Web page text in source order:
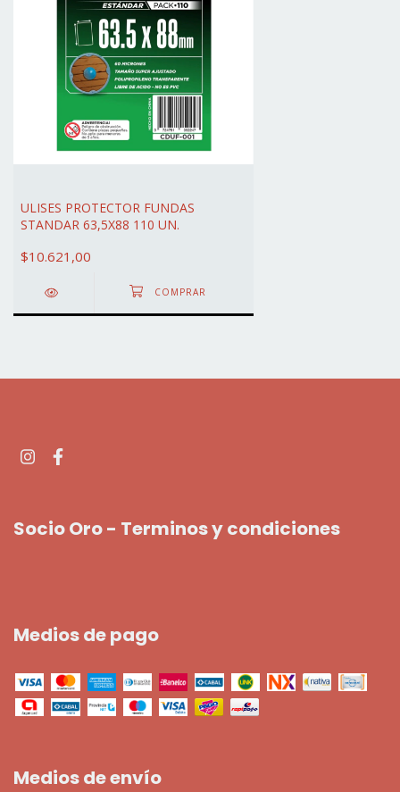
ULISES PROTECTOR FUNDAS
STANDAR 63,5X88 110 UN.
$10.621,00
Socio Oro - Terminos y condiciones
Medios de pago
Medios de envío